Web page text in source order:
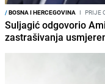
/BOSNA I HERCEGOVINA I PRIJE
Suljagić odgovorio
zastrašivanja